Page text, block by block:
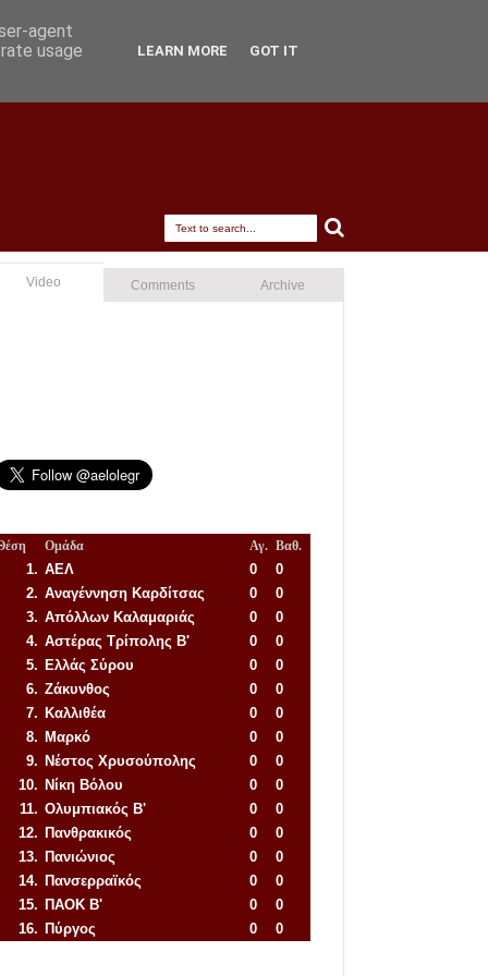
Video Comments Archive
Ομάδα Αγ. Βαθ.
1. ΑΕΛ 0
0
2. Αναγέννηση Καρδίτσας 0
0
3. Απόλλων Καλαμαριάς 0
0
4. Αστέρας Τρίπολης Β' 0
0
5. Ελλάς Σύρου 0
0
6. Ζάκυνθος 0
0
7. Καλλιθέα 0
0
8. Μαρκό 0
0
9. Νέστος Χρυσούπολης 0
0
10. Νίκη Βόλου 0
0
11. Ολυμπιακός Β' 0
0
12. Πανθρακικός 0
0
13. Πανιώνιος 0
0
14. Πανσερραϊκός 0
0
15. ΠΑΟΚ Β' 0
0
16. Πύργος 0
0
agent
usage
LEARN MORE GOT IT